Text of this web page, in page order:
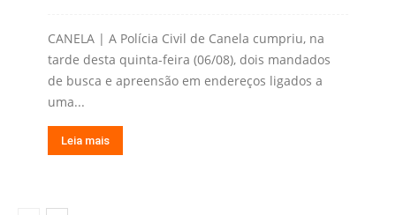
CANELA | A Polícia Civil de Canela cumpriu, na
tarde desta quinta-feira (06/08), dois mandados
de busca e apreensão em endereços ligados a
uma...
Leia mais